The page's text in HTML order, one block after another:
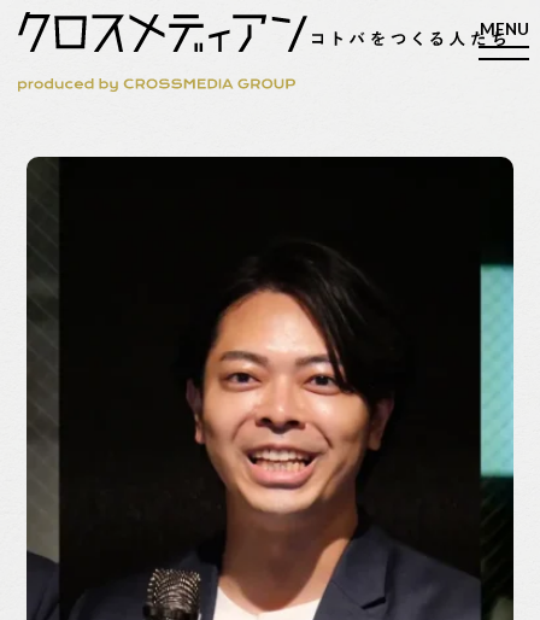
新刊ができるまで
MY WORK
人間主義的経営
シンカケイコウホウ
その他